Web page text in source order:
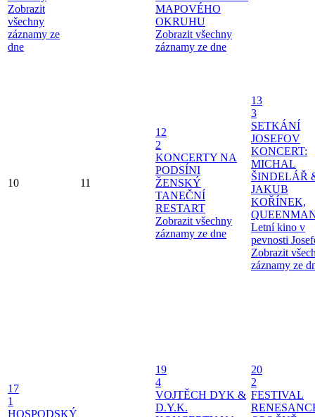
Zobrazit
všechny
záznamy ze
dne
MAPOVÉHO
OKRUHU
Zobrazit všechny
záznamy ze dne
10 11
12
2
KONCERTY NA
PODSÍNI
ŽENSKÝ
TANEČNÍ
RESTART
Zobrazit všechny
záznamy ze dne
13
3
SETKÁNÍ
JOSEFOV
KONCERT:
MICHAL
ŠINDELÁŘ
JAKUB
KOŘÍNEK,
Letní kino v
pevnosti
Zobrazit
záznamy ze
17
1
HOSPODSKÝ
19
4
VOJTĚCH DYK &
D.Y.K.
20
2
FESTIVAL